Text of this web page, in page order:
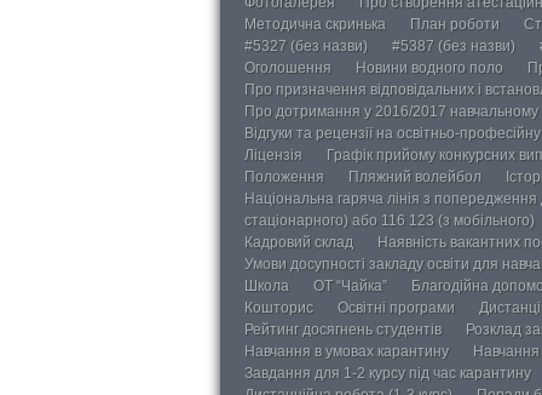
Методична скринька
План роботи
#5327 (без назви)
#5387 (без назви)
Оголошення
Новини водного поло
Про призначення відповідальних і
Про дотримання у 2016/2017
Відгуки та рецензії на освітньо-
Ліцензія
Графік прийому конкурсних
Положення
Пляжний волейбол
Національна гаряча лінія з попередження
стаціонарного) або 116 123 (з мобільного)
Кадровий склад
Наявність вакантних
Умови досупності закладу освіти для
Школа
ОТ “Чайка” Благодійна
Кошторис
Освітні програми
Рейтинг досягнень студентів
Розклад
Навчання в умовах карантину
Навчання
Завдання для 1-2 курсу під час карантину